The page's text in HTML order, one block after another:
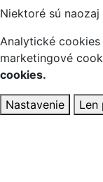
Niektoré sú
Analytické
marketingové
cookies.
Nastavenie Len